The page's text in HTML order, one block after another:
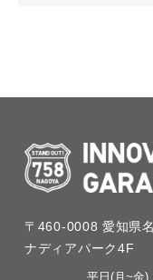
〒460-0008 愛知県
ナディアパーク4F
平日(月~金)